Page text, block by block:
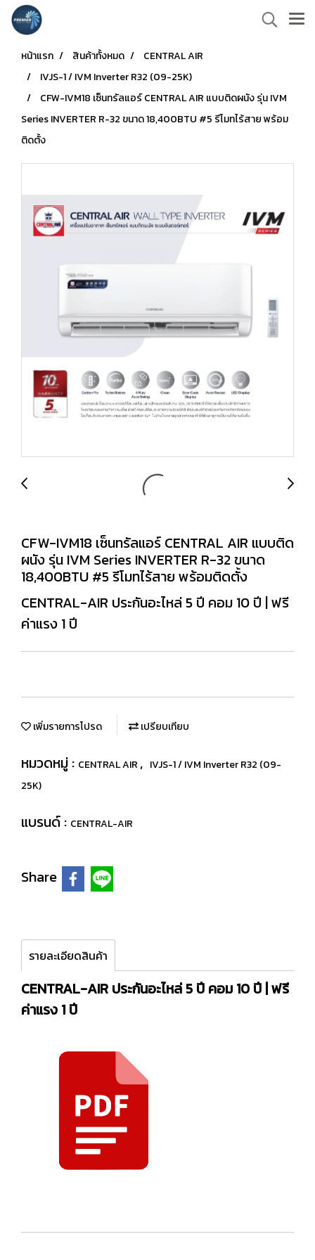
หน้าแรก สินค้าทั้งหมด
CENTRAL AIR
IVJS-1 / IVM Inverter R32 (09-25K)
CFW-IVM18 เซ็นทรัลแอร์ CENTRAL AIR แบบติดผนัง รุ่น IVM
Series INVERTER R-32 ขนาด 18,400BTU #5 รีโมทไร้สาย พร้อม
ติดตั้ง
CFW-IVM18 เซ็นทรัลแอร์ CENTRAL AIR แบบติด
ผนัง รุ่น IVM Series INVERTER R-32 ขนาด
18,400BTU #5 รีโมทไร้สาย พร้อมติดตั้ง
CENTRAL-AIR ประกันอะไหล่ 5 ปี คอม 10 ปี | ฟรี
ค่าแรง 1 ปี
เพิ่มรายการโปรด เปรียบเทียบ
หมวดหมู่ : CENTRAL AIR , IVJS-1 / IVM Inverter R32 (09-
25K)
แบรนด์ : CENTRAL-AIR
Share
รายละเอียดสินค้า
CENTRAL-AIR ประกันอะไหล่ 5 ปี คอม 10 ปี | ฟรี
ค่าแรง 1 ปี